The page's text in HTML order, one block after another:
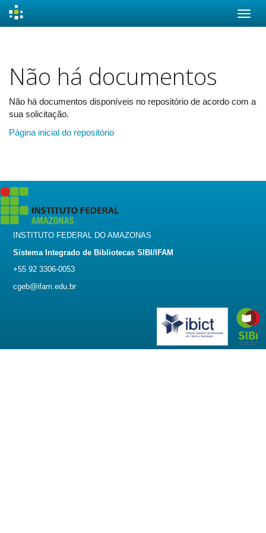
Não há documentos
Não há documentos disponíveis no repositório de acordo com a
sua solicitação.
Página inicial do repositório
INSTITUTO FEDERAL DO AMAZONAS
Sistema Integrado de Bibliotecas SIBI/IFAM
+55 92 3306-0053
cgeb@ifam.edu.br